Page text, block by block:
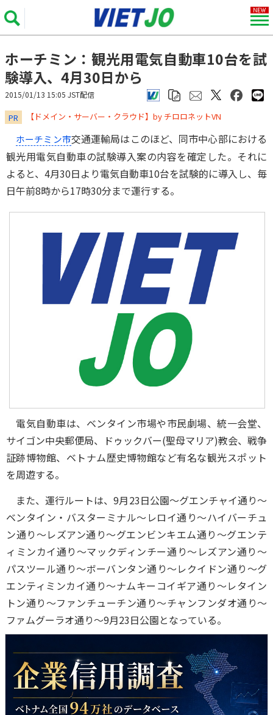
ホーチミン：観光用電気自動車10台を試
験導入、4月30日から
2015/01/13 15:05 JST配信
PR ​​​​​​​【ドメイン・サーバー・クラウド】by チロロネットVN
ホーチミン市交通運輸局はこのほど、同市中心部における
観光用電気自動車の試験導入案の内容を確定した。それに
よると、4月30日より電気自動車10台を試験的に導入し、毎
日午前8時から17時30分まで運行する。
電気自動車は、ベンタイン市場や市民劇場、統一会堂、
サイゴン中央郵便局、ドゥックバー(聖母マリア)教会、戦争
証跡博物館、ベトナム歴史博物館など有名な観光スポット
を周遊する。
また、運行ルートは、9月23日公園～グエンチャイ通り～
ベンタイン・バスターミナル～レロイ通り～ハイバーチュ
ン通り～レズアン通り～グエンビンキエム通り～グエンテ
ィミンカイ通り～マックディンチー通り～レズアン通り～
パスツール通り～ボーバンタン通り～レクイドン通り～グ
エンティミンカイ通り～ナムキーコイギア通り～レタイン
トン通り～ファンチューチン通り～チャンフンダオ通り～
ファムグーラオ通り～9月23日公園となっている。